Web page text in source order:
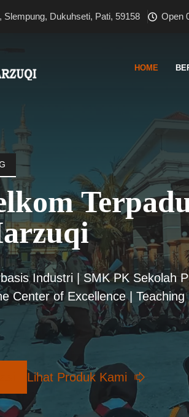
Dukuhseti, Pati, 59158 Open
HOME
Industri | SMK PK Sekolah
Center of Excellence | Teaching
Lihat Produk Kami